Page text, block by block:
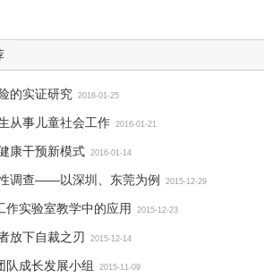
的实证研究 2016-01-25
从事儿童社会工作 2016-01-21
康干预新模式 2016-01-14
调查——以深圳、东莞为例 2015-12-29
作实验室教学中的应用 2015-12-23
放下自裁之刃 2015-12-14
成长发展小组 2015-11-09